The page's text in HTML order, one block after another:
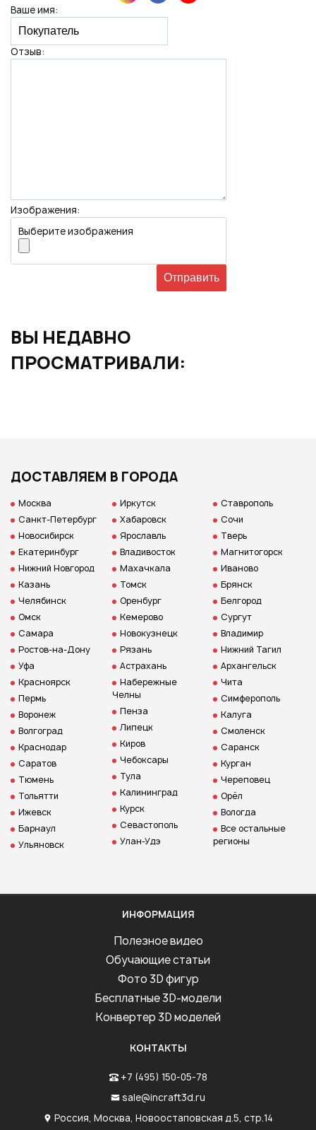
Ваше имя:
Отзыв:
Изображения:
Выберите изображения
ВЫ НЕДАВНО
ПРОСМАТРИВАЛИ:
ДОСТАВЛЯЕМ В ГОРОДА
Москва
Санкт-Петербург
Новосибирск
Екатеринбург
Нижний Новгород
Казань
Челябинск
Омск
Самара
Ростов-на-Дону
Уфа
Красноярск
Пермь
Воронеж
Волгоград
Краснодар
Саратов
Тюмень
Тольятти
Ижевск
Барнаул
Ульяновск
Иркутск
Хабаровск
Ярославль
Владивосток
Махачкала
Томск
Оренбург
Кемерово
Новокузнецк
Рязань
Астрахань
Набережные
Челны
Пенза
Липецк
Киров
Чебоксары
Тула
Калининград
Курск
Севастополь
Улан-Удэ
Ставрополь
Сочи
Тверь
Магнитогорск
Иваново
Брянск
Белгород
Сургут
Владимир
Нижний Тагил
Архангельск
Чита
Симферополь
Калуга
Смоленск
Саранск
Курган
Череповец
Орёл
Вологда
Все остальные
регионы
ИНФОРМАЦИЯ
Полезное видео
Обучающие статьи
Фото 3D фигур
Бесплатные 3D-модели
Конвертер 3D моделей
КОНТАКТЫ
+7 (495) 150-05-78
sale@incraft3d.ru
Россия, Москва, Новоостаповская д.5, стр.14